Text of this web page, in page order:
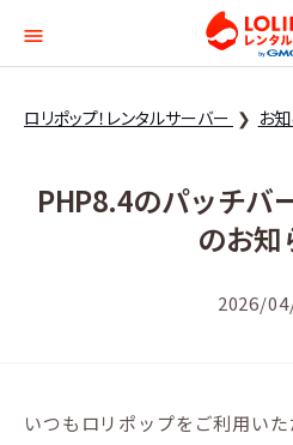
ロリポップ！レンタルサーバー お
PHP8.4のパッチバ
のお知
2026/
いつもロリポップをご利用い